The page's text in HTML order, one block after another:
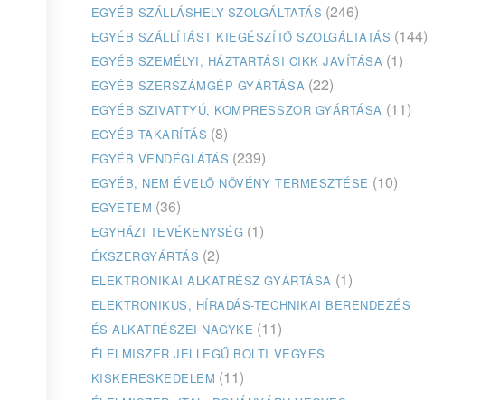
EGYÉB SZÁLLÁSHELY-SZOLGÁLTATÁS (246)
EGYÉB SZÁLLÍTÁST KIEGÉSZÍTŐ SZOLGÁLTATÁS (144)
EGYÉB SZEMÉLYI, HÁZTARTÁSI CIKK JAVÍTÁSA (1)
EGYÉB SZERSZÁMGÉP GYÁRTÁSA (22)
EGYÉB SZIVATTYÚ, KOMPRESSZOR GYÁRTÁSA (11)
EGYÉB TAKARÍTÁS (8)
EGYÉB VENDÉGLÁTÁS (239)
EGYÉB, NEM ÉVELŐ NÖVÉNY TERMESZTÉSE (10)
EGYETEM (36)
EGYHÁZI TEVÉKENYSÉG (1)
ÉKSZERGYÁRTÁS (2)
ELEKTRONIKAI ALKATRÉSZ GYÁRTÁSA (1)
ELEKTRONIKUS, HÍRADÁS-TECHNIKAI BERENDEZÉS
ÉS ALKATRÉSZEI NAGYKE (11)
ÉLELMISZER JELLEGŰ BOLTI VEGYES
KISKERESKEDELEM (11)